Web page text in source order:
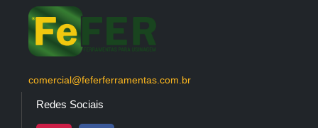
comercial@feferferramentas.com.br
Redes Sociais